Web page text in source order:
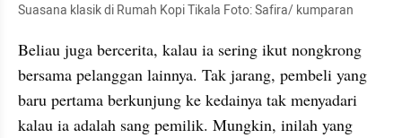
Suasana klasik di Rumah Kopi Tikala Foto: Safira/ kumparan
Beliau juga bercerita, kalau ia sering ikut nongkrong
bersama pelanggan lainnya. Tak jarang, pembeli yang
baru pertama berkunjung ke kedainya tak menyadari
kalau ia adalah sang pemilik. Mungkin, inilah yang